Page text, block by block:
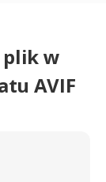
plik w
AVIF